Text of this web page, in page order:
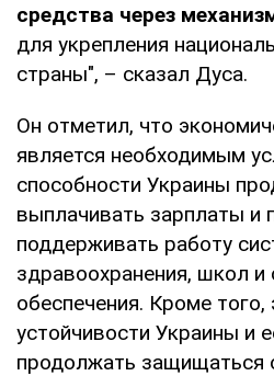
средства через
для укрепления
страны", – сказал Дуса.
Он отметил, что
является необходимым
способности Украины
выплачивать зарплаты и
поддерживать работу
здравоохранения, школ и
обеспечения. Кроме
устойчивости Украины и
продолжать защищаться